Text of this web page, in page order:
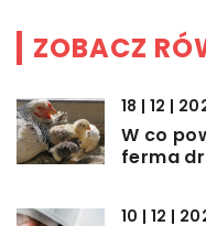
ZOBACZ
18 | 12 |
W co
ferma
10 | 12 |